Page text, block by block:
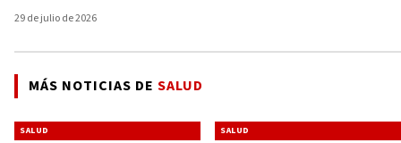
29 de julio de 2026
MÁS NOTICIAS DE SALUD
SALUD SALUD